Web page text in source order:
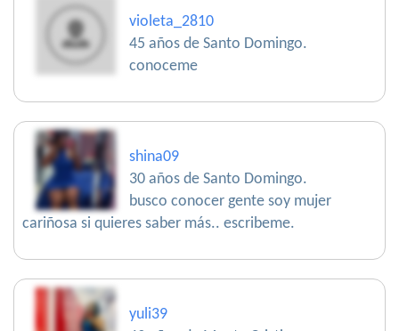
violeta_2810
45 años de Santo Domingo.
conoceme
shina09
30 años de Santo Domingo.
busco conocer gente soy mujer
cariñosa si quieres saber más.. escribeme.
yuli39